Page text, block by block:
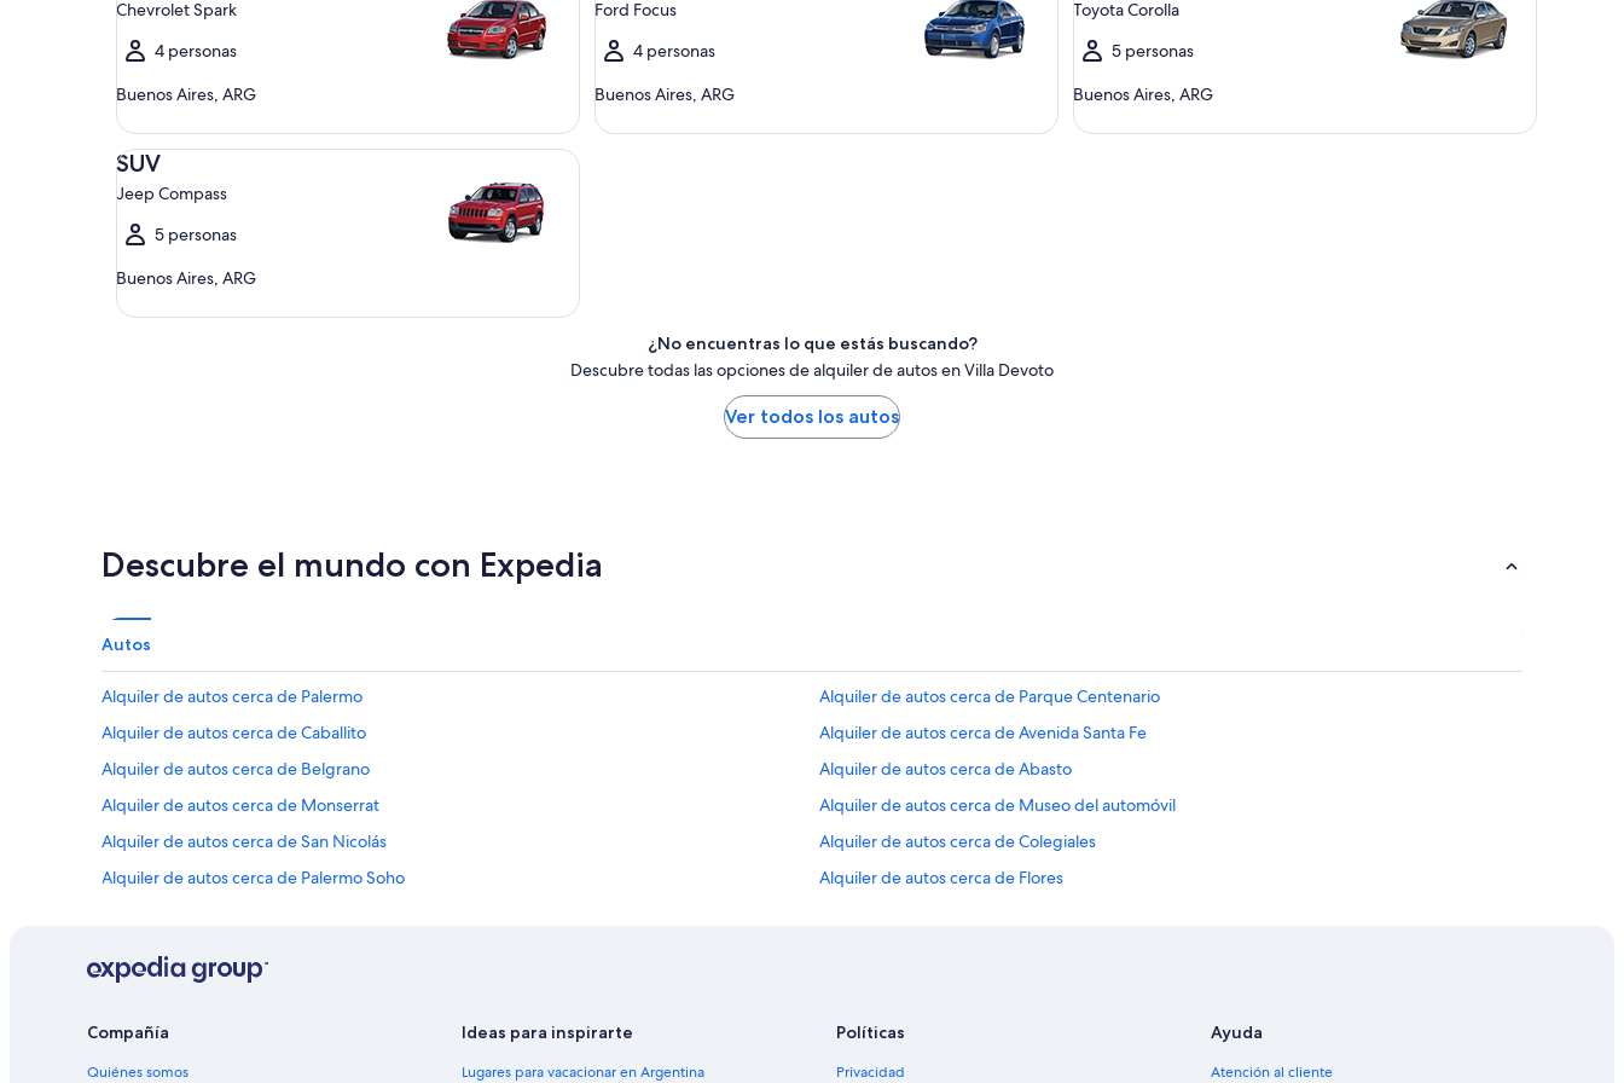
Chevrolet Spark
4 personas
Buenos Aires, ARG
Ford Focus
4 personas
Buenos Aires, ARG
Toyota Corolla
5 personas
Buenos Aires, ARG
SUV
Jeep Compass
5 personas
Buenos Aires, ARG
SUV Jeep Compass
¿No encuentras lo que estás buscando?
Descubre todas las opciones de alquiler de autos en Villa Devoto
Ver todos los autos
Descubre el mundo con Expedia
Autos
Alquiler de autos cerca de Palermo
Alquiler de autos cerca de Parque Centenario
Alquiler de autos cerca de Caballito
Alquiler de autos cerca de Avenida Santa Fe
Alquiler de autos cerca de Belgrano
Alquiler de autos cerca de Abasto
Alquiler de autos cerca de Monserrat
Alquiler de autos cerca de Museo del automóvil
Alquiler de autos cerca de San Nicolás
Alquiler de autos cerca de Colegiales
Alquiler de autos cerca de Palermo Soho
Alquiler de autos cerca de Flores
Alquiler de autos cerca de Núñez
Alquiler de autos cerca de Avenida Corrientes
Alquiler de autos cerca de Parque Patricios
Compañía
Quiénes somos
Ideas para inspirarte
Lugares para vacacionar en Argentina
Políticas
Privacidad
Ayuda
Atención al cliente